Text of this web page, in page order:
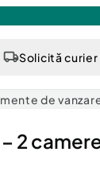
Solicită curier
de
2